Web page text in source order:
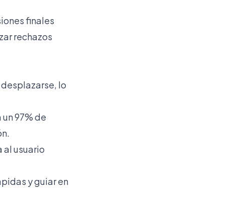
finales
rechazos
lo
97% de
usuario
y guiar en